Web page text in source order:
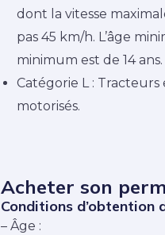
dont la vitesse
pas 45 km/h. L’âge
minimum est de 14 ans.
Catégorie L :
motorisés.
Acheter son
Conditions d’obtention
– Âge :